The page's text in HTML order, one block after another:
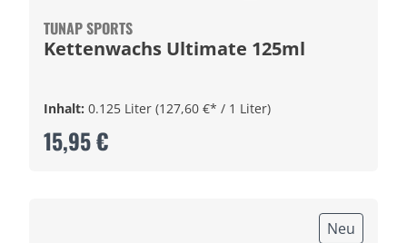
TUNAP SPORTS
Kettenwachs Ultimate 125ml
Inhalt: 0.125 Liter (127,60 €* / 1 Liter)
15,95 €
Neu